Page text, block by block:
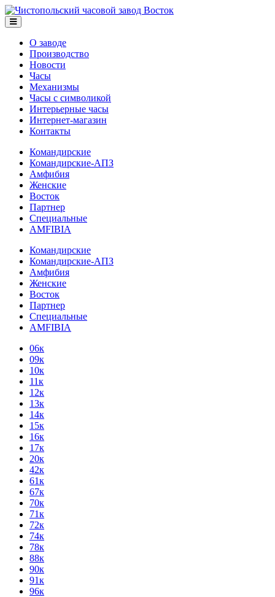
О заводе
Производство
Новости
Часы
Механизмы
Часы с символикой
Интерьерные часы
Интернет-магазин
Контакты
Командирские
Командирские-АПЗ
Амфибия
Женские
Восток
Партнер
Специальные
AMFIBIA
Командирские
Командирские-АПЗ
Амфибия
Женские
Восток
Партнер
Специальные
AMFIBIA
06к
09к
10к
11к
12к
13к
14к
15к
16к
17к
20к
42к
61к
67к
70к
71к
72к
74к
78к
88к
90к
91к
96к